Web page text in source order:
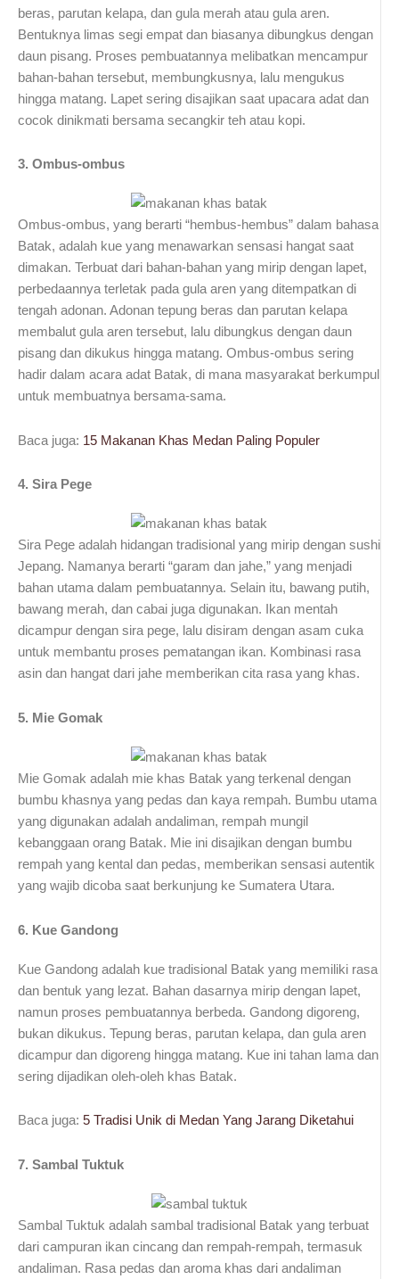
beras, parutan kelapa, dan gula merah atau gula aren.
Bentuknya limas segi empat dan biasanya dibungkus dengan
daun pisang. Proses pembuatannya melibatkan mencampur
bahan-bahan tersebut, membungkusnya, lalu mengukus
hingga matang. Lapet sering disajikan saat upacara adat dan
cocok dinikmati bersama secangkir teh atau kopi.
3. Ombus-ombus
Ombus-ombus, yang berarti “hembus-hembus” dalam bahasa
Batak, adalah kue yang menawarkan sensasi hangat saat
dimakan. Terbuat dari bahan-bahan yang mirip dengan lapet,
perbedaannya terletak pada gula aren yang ditempatkan di
tengah adonan. Adonan tepung beras dan parutan kelapa
membalut gula aren tersebut, lalu dibungkus dengan daun
pisang dan dikukus hingga matang. Ombus-ombus sering
hadir dalam acara adat Batak, di mana masyarakat berkumpul
untuk membuatnya bersama-sama.
Baca juga: 15 Makanan Khas Medan Paling Populer
4. Sira Pege
Sira Pege adalah hidangan tradisional yang mirip dengan sushi
Jepang. Namanya berarti “garam dan jahe,” yang menjadi
bahan utama dalam pembuatannya. Selain itu, bawang putih,
bawang merah, dan cabai juga digunakan. Ikan mentah
dicampur dengan sira pege, lalu disiram dengan asam cuka
untuk membantu proses pematangan ikan. Kombinasi rasa
asin dan hangat dari jahe memberikan cita rasa yang khas.
5. Mie Gomak
Mie Gomak adalah mie khas Batak yang terkenal dengan
bumbu khasnya yang pedas dan kaya rempah. Bumbu utama
yang digunakan adalah andaliman, rempah mungil
kebanggaan orang Batak. Mie ini disajikan dengan bumbu
rempah yang kental dan pedas, memberikan sensasi autentik
yang wajib dicoba saat berkunjung ke Sumatera Utara.
6. Kue Gandong
Kue Gandong adalah kue tradisional Batak yang memiliki rasa
dan bentuk yang lezat. Bahan dasarnya mirip dengan lapet,
namun proses pembuatannya berbeda. Gandong digoreng,
bukan dikukus. Tepung beras, parutan kelapa, dan gula aren
dicampur dan digoreng hingga matang. Kue ini tahan lama dan
sering dijadikan oleh-oleh khas Batak.
Baca juga: 5 Tradisi Unik di Medan Yang Jarang Diketahui
7. Sambal Tuktuk
Sambal Tuktuk adalah sambal tradisional Batak yang terbuat
dari campuran ikan cincang dan rempah-rempah, termasuk
andaliman. Rasa pedas dan aroma khas dari andaliman